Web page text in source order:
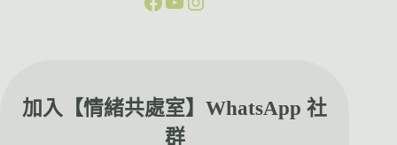
加入【情緒共處室】WhatsApp 社
群